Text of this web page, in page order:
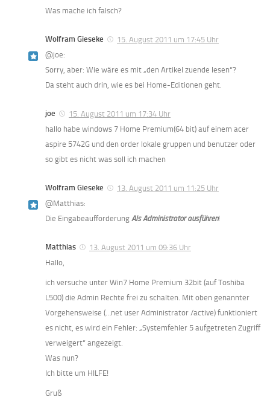
Was mache ich falsch?
Wolfram Gieseke
15. August 2011 um 17:45 Uhr
@joe:
Sorry, aber: Wie wäre es mit „den Artikel zuende lesen“?
Da steht auch drin, wie es bei Home-Editionen geht.
joe
15. August 2011 um 17:34 Uhr
hallo habe windows 7 Home Premium(64 bit) auf einem acer
aspire 5742G und den order lokale gruppen und benutzer oder
so gibt es nicht was soll ich machen
Wolfram Gieseke
13. August 2011 um 11:25 Uhr
@Matthias:
Die Eingabeaufforderung Als Administrator ausführen!
Matthias
13. August 2011 um 09:36 Uhr
Hallo,
ich versuche unter Win7 Home Premium 32bit (auf Toshiba
L500) die Admin Rechte frei zu schalten. Mit oben genannter
Vorgehensweise (…net user Administrator /active) funktioniert
es nicht, es wird ein Fehler: „Systemfehler 5 aufgetreten Zugriff
verweigert“ angezeigt.
Was nun?
Ich bitte um HILFE!
Gruß